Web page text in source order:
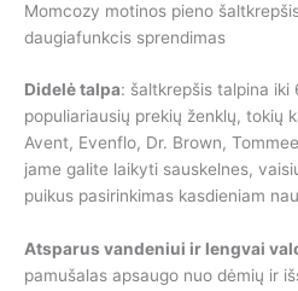
Momcozy motinos pieno
daugiafunkcis sprendimas
Didelė talpa: šaltkrepšis talpina iki
populiariausių prekių ženklų, tokių
Avent, Evenflo, Dr. Brown,
jame galite laikyti sauskelnes,
puikus pasirinkimas kasdieniam
Atsparus vandeniui ir lengvai
pamušalas apsaugo nuo dėmių ir